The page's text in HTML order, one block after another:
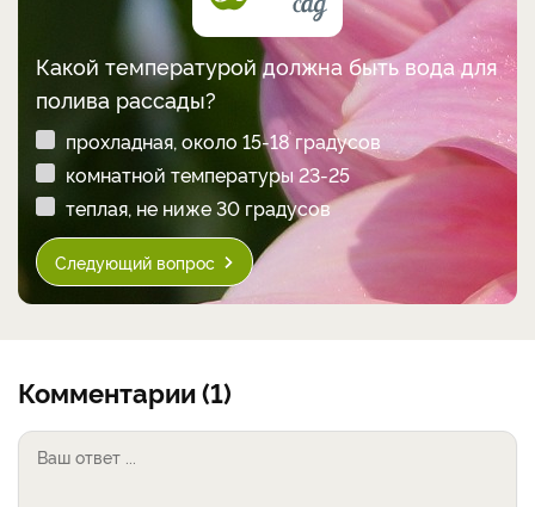
Какой температурой должна быть вода для
полива рассады?
прохладная, около 15-18 градусов
комнатной температуры 23-25
теплая, не ниже 30 градусов
Следующий вопрос
Комментарии (1)